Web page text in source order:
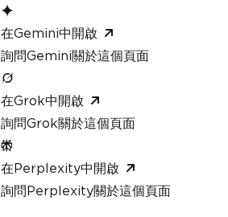
在Gemini中開啟
詢問Gemini關於這個頁面
在Grok中開啟
詢問Grok關於這個頁面
在Perplexity中開啟
詢問Perplexity關於這個頁面